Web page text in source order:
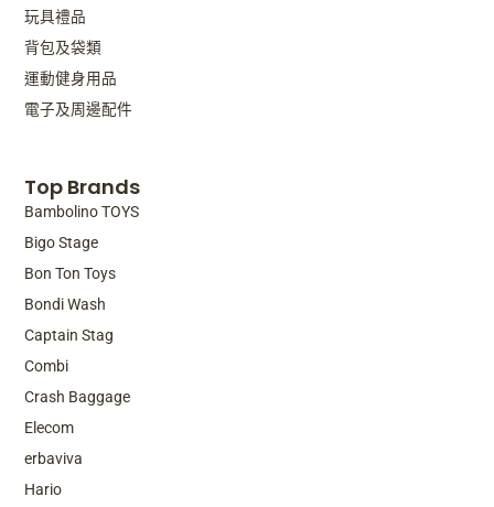
Top Brands
Bambolino TOYS
Bigo Stage
Bon Ton Toys
Bondi Wash
Captain Stag
Combi
Crash Baggage
Elecom
erbaviva
Hario
玩具禮品
背包及袋類
運動健身用品
電子及周邊配件